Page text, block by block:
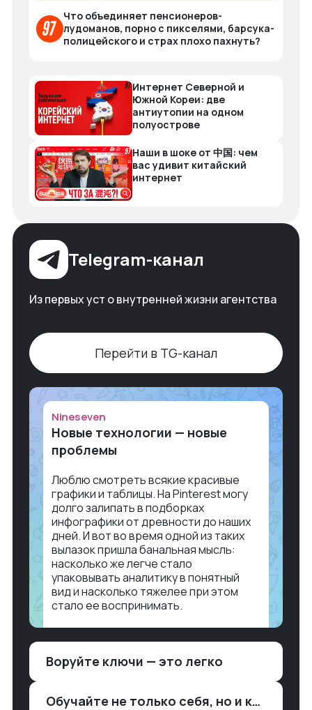
Что объединяет пенсионеров-
лудоманов, порно с пикселями, барсука-
полицейского и страх плохо пахнуть?
Интернет Северной и
Южной Кореи: две
антиутопии на одном
полуострове
Наши в шоке от 中国: чем
вас удивит китайский
интернет
Telegram-канал
Из первых уст о внутренней жизни агентства
Перейти в TG-канал
Nineseven
Новые технологии — новые
проблемы
Люблю смотреть всякие красивые
графики и таблицы. На Pinterest могу
долго залипать в подборках
инфографики от древности до наших
дней. И вот во время одной из таких
вылазок пришла банальная мысль:
насколько же легче стало
упаковывать аналитику в понятный
вид и насколько тяжелее при этом
стало ее воспринимать.
аналитикой лет 15 назад, нужно было:
продажи, заявки, прогресс по проекту
Воруйте ключи — это легко
Обучайте не только себя, но и клиентов